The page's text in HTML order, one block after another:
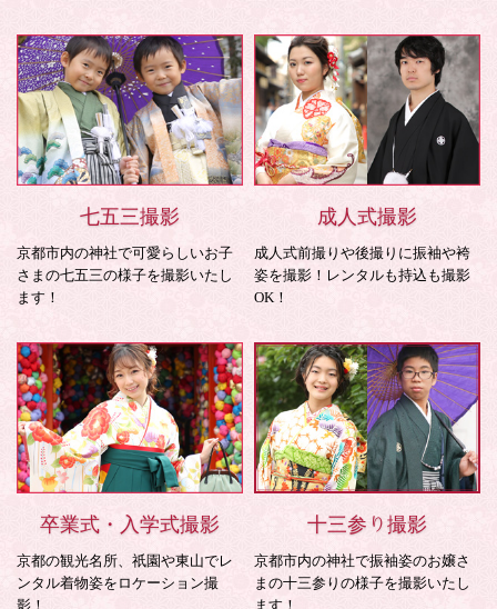
七五三撮影
京都市内の神社で可愛らしいお子
さまの七五三の様子を撮影いたし
ます！
成人式撮影
成人式前撮りや後撮りに振袖や袴
姿を撮影！レンタルも持込も撮影
OK！
卒業式・入学式撮影
京都の観光名所、祇園や東山でレ
ンタル着物姿をロケーション撮
影！
十三参り撮影
京都市内の神社で振袖姿のお嬢さ
まの十三参りの様子を撮影いたし
ます！